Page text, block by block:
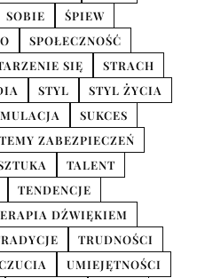
SOBIE
ŚPIEW
SPOŁECZNOŚĆ
SIĘ
STRACH
STYL
STYL ŻYCIA
SUKCES
ZABEZPIECZEŃ
TALENT
TENDENCJE
DŹWIĘKIEM
TRUDNOŚCI
UMIEJĘTNOŚCI